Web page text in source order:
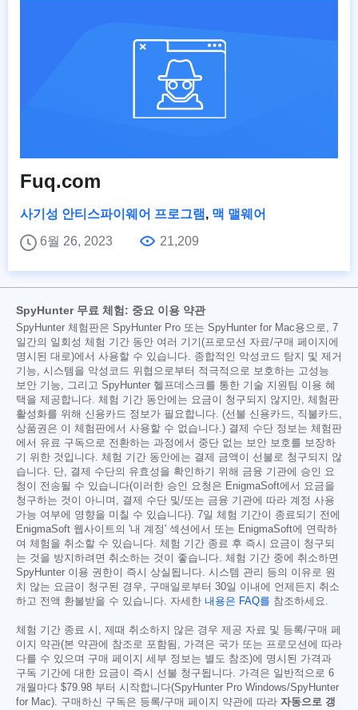
Fuq.com
사기성 안티스파이웨어 프로그램 , 맥 맬웨어
6월 26, 2023
21,209
SpyHunter 무료 체험: 중요 이용 약관
SpyHunter 체험판은 SpyHunter Pro 또는 SpyHunter for Mac용으로, 7
일간의 일회성 체험 기간 동안 여러 기기(프로모션 자료/구매 페이지에
명시된 대로)에서 사용할 수 있습니다. 종합적인 악성코드 탐지 및 제거
기능, 시스템을 악성코드 위협으로부터 적극적으로 보호하는 고성능
보안 기능, 그리고 SpyHunter 헬프데스크를 통한 기술 지원팀 이용 혜
택을 제공합니다. 체험 기간 동안에는 요금이 청구되지 않지만, 체험판
활성화를 위해 신용카드 정보가 필요합니다. (선불 신용카드, 직불카드,
상품권은 이 체험판에서 사용할 수 없습니다.) 결제 수단 정보는 체험판
에서 유료 구독으로 전환하는 과정에서 중단 없는 보안 보호를 보장하
기 위한 것입니다. 체험 기간 동안에는 결제 금액이 선불로 청구되지 않
습니다. 단, 결제 수단의 유효성을 확인하기 위해 금융 기관에 승인 요
청이 전송될 수 있습니다(이러한 승인 요청은 EnigmaSoft에서 요금을
청구하는 것이 아니며, 결제 수단 및/또는 금융 기관에 따라 계정 사용
가능 여부에 영향을 미칠 수 있습니다). 7일 체험 기간이 종료되기 전에
EnigmaSoft 웹사이트의 '내 계정' 섹션에서 또는 EnigmaSoft에 연락하
여 체험을 취소할 수 있습니다. 체험 기간 종료 후 즉시 요금이 청구되
는 것을 방지하려면 취소하는 것이 좋습니다. 체험 기간 중에 취소하면
SpyHunter 이용 권한이 즉시 상실됩니다. 시스템 관리 등의 이유로 원
치 않는 요금이 청구된 경우, 구매일로부터 30일 이내에 언제든지 취소
하고 전액 환불받을 수 있습니다. 자세한 내용은 FAQ를 참조하세요.
체험 기간 종료 시, 제때 취소하지 않은 경우 제공 자료 및 등록/구매 페
이지 약관(본 약관에 참조로 포함됨, 가격은 국가 또는 프로모션에 따라
다를 수 있으며 구매 페이지 세부 정보는 별도 참조)에 명시된 가격과
구독 기간에 대한 요금이 즉시 선불 청구됩니다. 가격은 일반적으로 6
개월마다 $79.98 부터 시작합니다(SpyHunter Pro Windows/SpyHunter
for Mac). 구매하신 구독은 등록/구매 페이지 약관에 따라 자동으로 갱